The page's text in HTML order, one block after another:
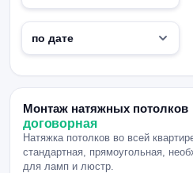
Монтаж натяжных потолков
договорная
Натяжка потолков во всей
стандартная, прямоугольная,
для ламп и люстр.